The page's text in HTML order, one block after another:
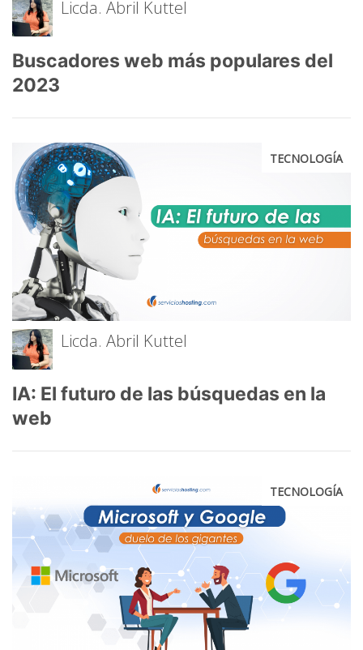
Licda. Abril Kuttel
Buscadores web más populares del
2023
TECNOLOGÍA
Licda. Abril Kuttel
IA: El futuro de las búsquedas en la
web
TECNOLOGÍA